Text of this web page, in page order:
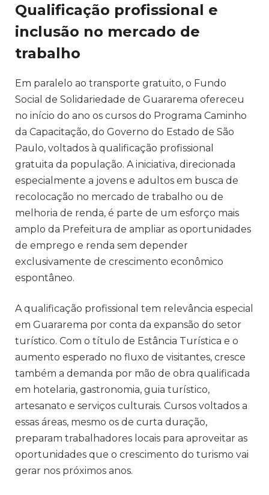
Qualificação profissional e
inclusão no mercado de
trabalho
Em paralelo ao transporte gratuito, o Fundo
Social de Solidariedade de Guararema ofereceu
no início do ano os cursos do Programa Caminho
da Capacitação, do Governo do Estado de São
Paulo, voltados à qualificação profissional
gratuita da população. A iniciativa, direcionada
especialmente a jovens e adultos em busca de
recolocação no mercado de trabalho ou de
melhoria de renda, é parte de um esforço mais
amplo da Prefeitura de ampliar as oportunidades
de emprego e renda sem depender
exclusivamente de crescimento econômico
espontâneo.
A qualificação profissional tem relevância especial
em Guararema por conta da expansão do setor
turístico. Com o título de Estância Turística e o
aumento esperado no fluxo de visitantes, cresce
também a demanda por mão de obra qualificada
em hotelaria, gastronomia, guia turístico,
artesanato e serviços culturais. Cursos voltados a
essas áreas, mesmo os de curta duração,
preparam trabalhadores locais para aproveitar as
oportunidades que o crescimento do turismo vai
gerar nos próximos anos.